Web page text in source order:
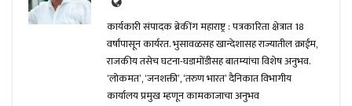
कार्यकारी संपादक ब्रेकींग महाराष्ट्र : पत्रकारिता क्षेत्रात 18
वर्षांपासून कार्यरत. भुसावळसह खान्देशासह राज्यातील क्राईम,
राजकीय तसेच घटना-घडामोंडीसह बातम्यांचा विशेष अनुभव.
‘लोकमत’, ‘जनशक्ती’, ‘तरुण भारत’ दैनिकात विभागीय
कार्यालय प्रमुख म्हणून कामकाजाचा अनुभव